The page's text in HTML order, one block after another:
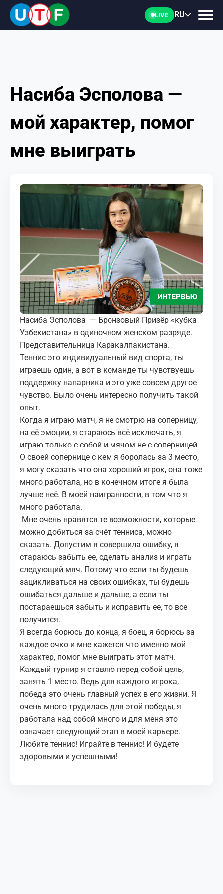
LIVE RU
ГЛАВНАЯ
ФТУ
НОВОСТИ
МЕДИА
КОРТЫ
КОНТАКТЫ
UZ-PIN
Насиба Эсполова —
мой характер, помог
мне выиграть
Насиба Эсполова — Бронзовый Призёр «кубка
Узбекистана» в одиночном женском разряде.
Представительница Каракалпакистана.
Теннис это индивидуальный вид спорта, ты
играешь один, а вот в команде ты чувствуешь
поддержку напарника и это уже совсем другое
чувство. Было очень интересно получить такой
опыт.
Когда я играю матч, я не смотрю на соперницу,
на её эмоции, я стараюсь всё исключать, я
играю только с собой и мячом не с соперницей.
О своей сопернице с кем я боролась за 3 место,
я могу сказать что она хороший игрок, она тоже
много работала, но в конечном итоге я была
лучше неё. В моей наигранности, в том что я
много работала.
Мне очень нравятся те возможности, которые
можно добиться за счёт тенниса, можно
сказать. Допустим я совершила ошибку, я
стараюсь забыть ее, сделать анализ и играть
следующий мяч. Потому что если ты будешь
зацикливаться на своих ошибках, ты будешь
ошибаться дальше и дальше, а если ты
постараешься забыть и исправить ее, то все
получится.
Я всегда борюсь до конца, я боец, я борюсь за
каждое очко и мне кажется что именно мой
характер, помог мне выиграть этот матч.
Каждый турнир я ставлю перед собой цель,
занять 1 место. Ведь для каждого игрока,
победа это очень главный успех в его жизни. Я
очень много трудилась для этой победы, я
работала над собой много и для меня это
означает следующий этап в моей карьере.
Любите теннис! Играйте в теннис! И будете
здоровыми и успешными!